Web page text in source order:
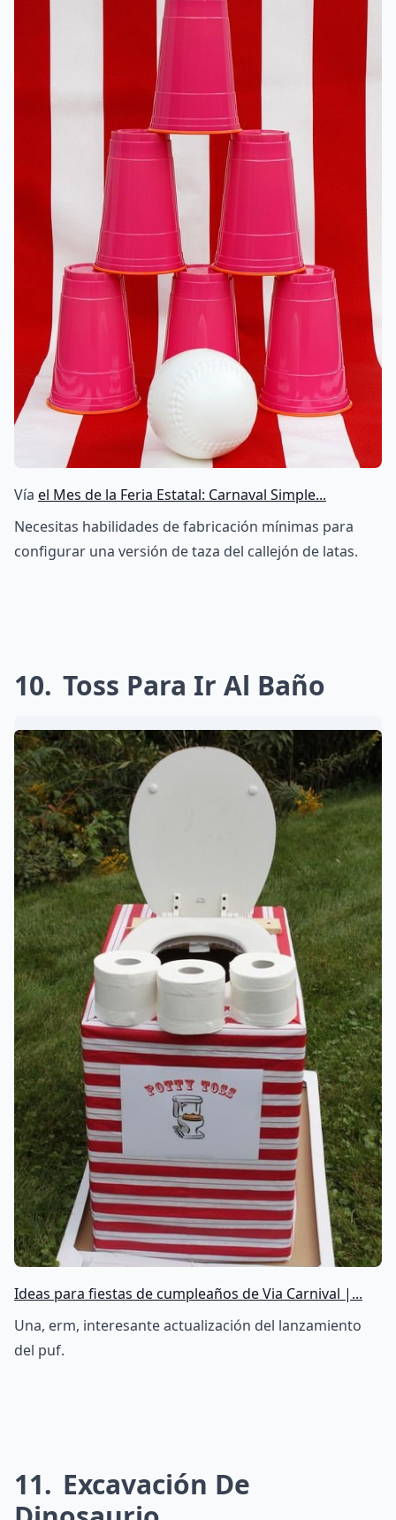
Vía el Mes de la Feria Estatal: Carnaval Simple...
Necesitas habilidades de fabricación mínimas para
configurar una versión de taza del callejón de latas.
10 Toss Para Ir Al Baño
Ideas para fiestas de cumpleaños de Via Carnival |...
Una, erm, interesante actualización del lanzamiento
del puf.
11
Excavación De